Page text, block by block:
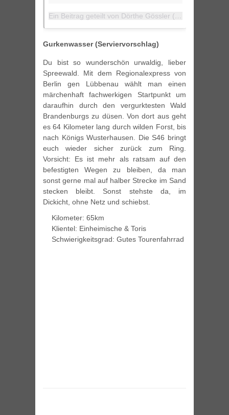
Ein Beitrag geteilt von Dörthe Gössler (@greeniberlin)
Gurkenwasser (Serviervorschlag)
Du bist so wunderschön urwaldig, lieber
Spreewald. Mit dem Regionalexpress von
Berlin gen Lübbenau wählt man einen
märchenhaft fachwerkigen Startpunkt um
daraufhin durch den vergurktesten Wald
Brandenburgs zu düsen. Von dort aus geht
es 64 Kilometer lang durch wilden Forst, bis
nach Königs Wusterhausen. Die S46 bringt
euch wieder sicher zurück zum Ring.
Vorsicht: Es ist mehr als ratsam auf den
befestigten Wegen zu bleiben, da man
sonst gerne mal auf halber Strecke im Sand
stecken bleibt. Sonst stehste da, im
Dickicht, ohne Netz und schiebst.
Kilometer: 65km
Klientel: Einheimische & Toris
Schwierigkeitsgrad: Gutes Tourenfahrrad